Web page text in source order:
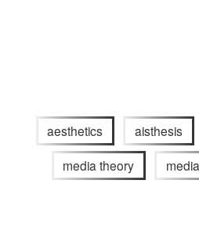
aesthetics aisthesis
media theory